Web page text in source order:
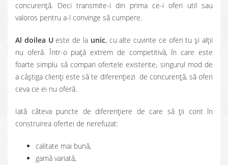
concurenţă. Deci transmite-i din prima ce-i oferi util sau
valoros pentru a-l convinge să cumpere.
Al doilea Ueste de la unic, cu alte cuvinte ce oferi tu şi alţii
nu oferă. Într-o piaţă extrem de competitivă, în care este
foarte simplu să compari ofertele existente, singurul mod de
a câştiga clienţi este să te diferenţiezi de concurenţă, să oferi
ceva ce ei nu oferă.
Iată câteva puncte de diferenţiere de care să ţii cont în
construirea ofertei de nerefuzat:
calitate mai bună,
gamă variată,